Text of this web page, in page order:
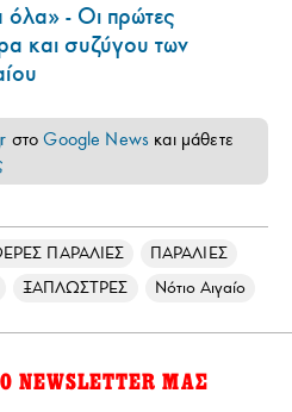
- Οι πρώτες
και συζύγου των
στοGoogle News και μάθετε
ΠΑΡΑΛΙΕΣ
ΠΑΡΑΛΙΕΣ
ΞΑΠΛΩΣΤΡΕΣ Νότιο Αιγαίο
NEWSLETTER ΜΑΣ